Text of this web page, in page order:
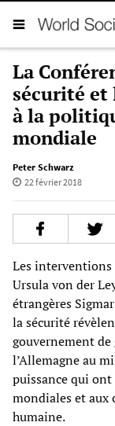
La
sécurité et
à la
mondiale
Peter Schwarz
22 février 2018
Les interventions
Ursula von der
étrangères
la sécurité
gouvernement
l’Allemagne au
puissance qui
mondiales et aux
humaine.